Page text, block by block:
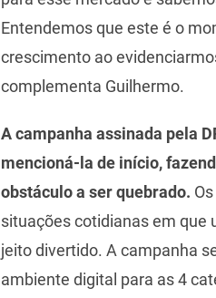
Entendemos que este é o
crescimento ao
complementa Guilhermo.
A campanha assinada pela
mencioná-la de início,
obstáculo a ser quebrado.
situações cotidianas em que
jeito divertido. A campanha
ambiente digital para as 4